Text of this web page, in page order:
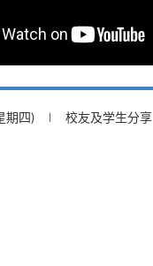
期四) 校友及学生分享